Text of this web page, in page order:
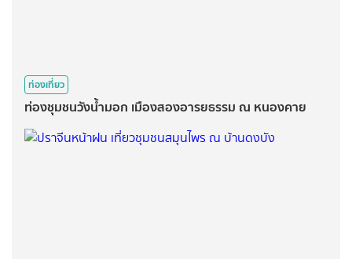
ท่องเที่ยว
ท่องชุมชนวังน้ำมอก เมืองสองอารยธรรม ณ หนองคาย